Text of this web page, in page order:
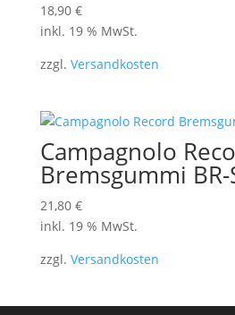
18,90 €
inkl. 19 % MwSt.
zzgl. Versandkosten
Campagnolo
Bremsgummi BR-
21,80 €
inkl. 19 % MwSt.
zzgl. Versandkosten